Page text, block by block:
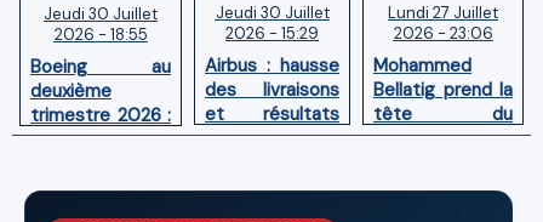
Jeudi 30 Juillet
2026 - 18:55
Boeing au
deuxième
trimestre 2026 :
Chiffre d'affaires
pertes nettes
réduites
Jeudi 30 Juillet
2026 - 15:29
Airbus : hausse
des livraisons
et résultats
financiers
premier
Lundi 27 Juillet
2026 - 23:06
Mohammed
Bellatig prend la
tête du
Groupement
Marocaines